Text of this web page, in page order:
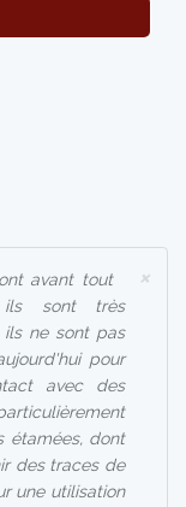
×
avant tout
ils sont très
ne sont pas
pour
avec des
étamées, dont
des traces de
une utilisation